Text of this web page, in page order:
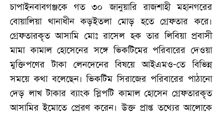
চাপাইনবাবগঞ্জকে গত ৩০ জানুয়ারি রাজশাহী মহানগরের
বোয়ালিয়া থানাধীন কড়ইতলা মোড় হতে গ্রেফতার করে।
গ্রেফতারকৃত আসামি মোঃ রাসেল হক তার লিবিয়া প্রবাসী
মামা কামাল হোসেনের সঙ্গে ভিকটিমের পরিবারের দেওয়া
মুক্তিপণের টাকা লেনদেনের বিষয়ে আইএমও-তে বিভিন্ন
সময়ে কথা বলেছেন। ভিকটিম সিরাজের পরিবারের পাঠানো
দেড় লাখ টাকার ব্যাংক স্লিপটি কামাল হোসেন গ্রেফতারকৃত
আসামির ইমোতে প্রেরণ করেন। উক্ত প্রাপ্ত তথ্যের আলোকে